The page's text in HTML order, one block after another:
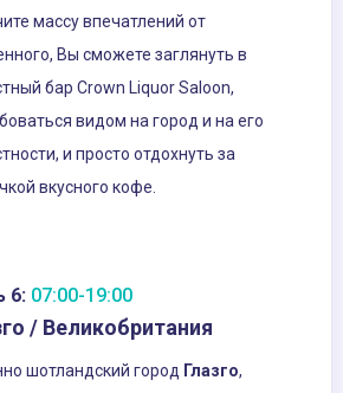
массу впечатлений от
Вы сможете заглянуть в
бар Crown Liquor Saloon,
видом на город и на его
и просто отдохнуть за
вкусного кофе.
6: 07:00-19:00
/ Великобритания
шотландский город Глазго,